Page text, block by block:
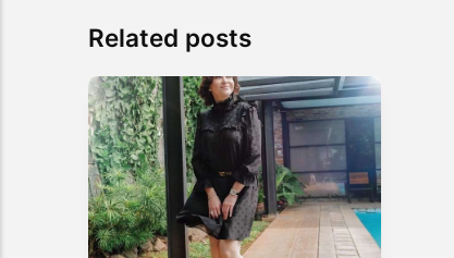
Related posts